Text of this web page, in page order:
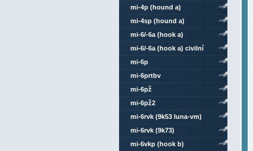
mi-4p (hound a)
mi-4sp (hound a)
mi-6/-6a (hook a)
mi-6/-6a (hook a) civilní
mi-6p
mi-6prtbv
mi-6pž
mi-6pž2
mi-6rvk (9k53 luna-vm)
mi-6rvk (9k73)
mi-6vkp (hook b)